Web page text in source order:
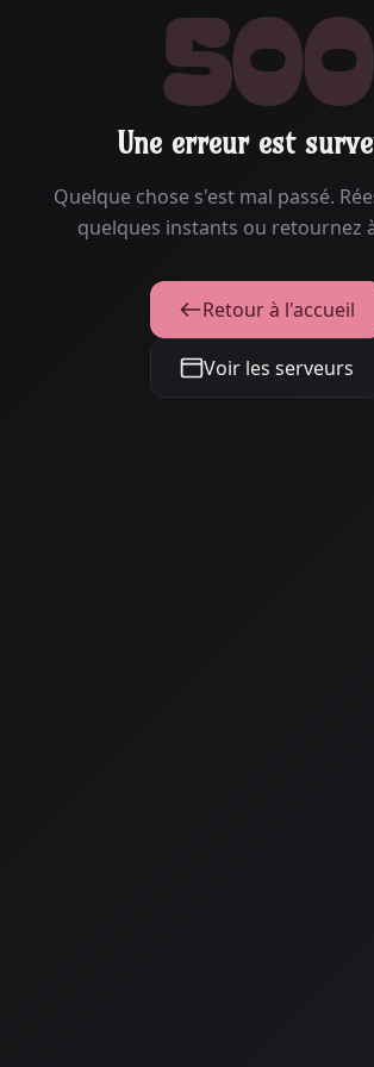
500
Une erreur est
Quelque chose s'est mal passé.
quelques instants ou retournez
Retour à l'accueil
Voir les serveurs